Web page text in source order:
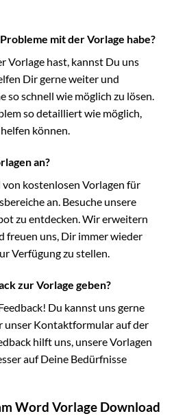
mit der Vorlage habe?
Vorlage hast, kannst Du uns
Dir gerne weiter und
so schnell wie möglich zu lösen.
so detailliert wie möglich,
können.
an?
von kostenlosen Vorlagen für
an. Besuche unsere
zu entdecken. Wir erweitern
freuen uns, Dir immer wieder
Verfügung zu stellen.
zur Vorlage geben?
Du kannst uns gerne
unser Kontaktformular auf der
hilft uns, unsere Vorlagen
auf Deine Bedürfnisse
Word Vorlage Download